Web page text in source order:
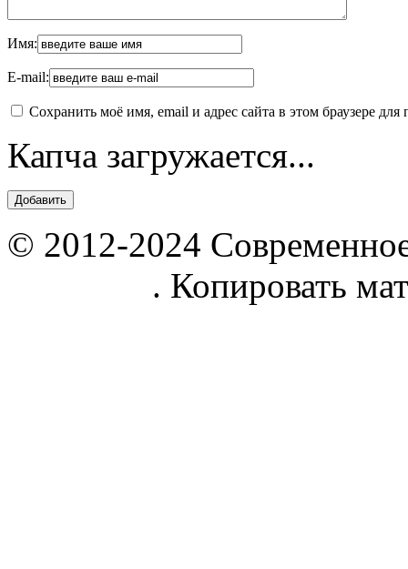
Имя:
E-mail:
Сохранить моё имя, email и адрес сайта в этом браузере
Капча загружается...
© 2012-2024
. Копировать